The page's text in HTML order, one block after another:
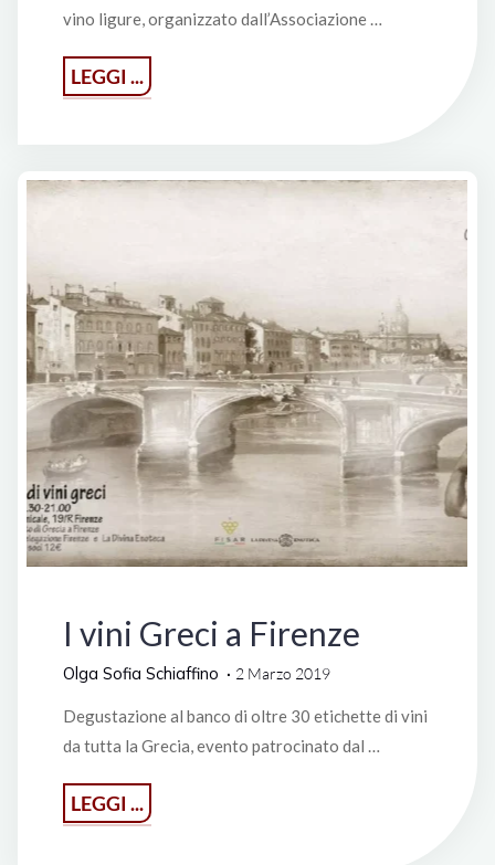
vino ligure, organizzato dall’Associazione …
LEGGI ...
Wine
I vini Greci a Firenze
Olga Sofia Schiaffino 2 Marzo 2019
Degustazione al banco di oltre 30 etichette di vini
da tutta la Grecia, evento patrocinato dal …
LEGGI ...
vini